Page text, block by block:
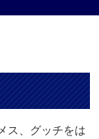
ス、グッチをは